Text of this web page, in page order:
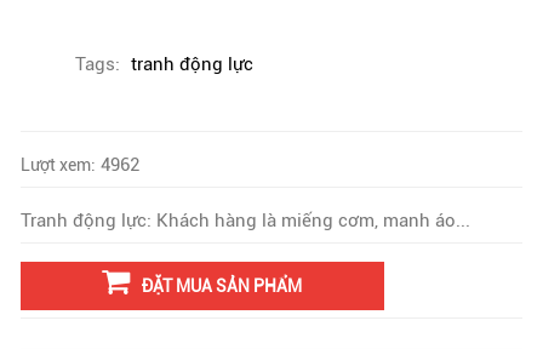
Tags: tranh động lực
Lượt xem: 4962
Tranh động lực: Khách hàng là miếng cơm, manh áo...
ĐẶT MUA SẢN PHẨM